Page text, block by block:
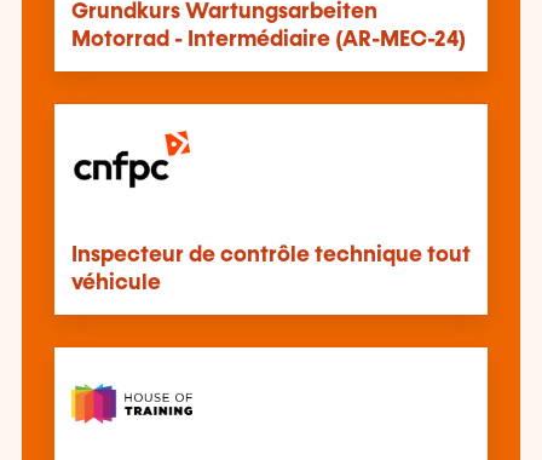
Grundkurs Wartungsarbeiten
Motorrad - Intermédiaire (AR-MEC-24)
Inspecteur de contrôle technique tout
véhicule